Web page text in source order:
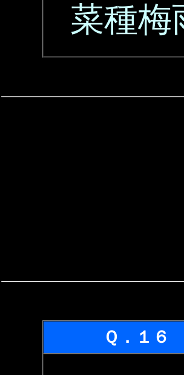
菜種梅
Ｑ．１６